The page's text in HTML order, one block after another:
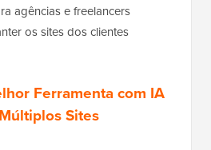
agências e freelancers
os sites dos clientes
Ferramenta com IA
Sites